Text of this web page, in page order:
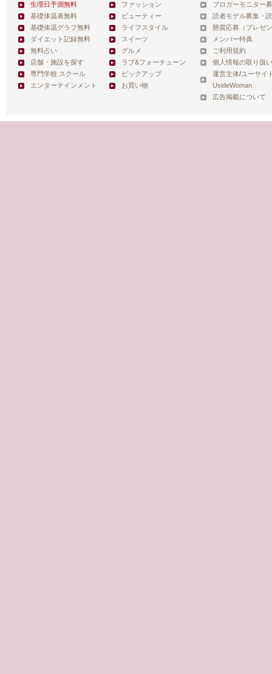
生理日予測無料
基礎体温表無料
基礎体温グラフ無料
ダイエット記録無料
無料占い
店舗・施設を探す
専門学校 スクール
エンターテインメント
ファッション
ビューティー
ライフスタイル
スイーツ
グルメ
ラブ&フォーチューン
ピックアップ
お買い物
ブロガーモニター
読者モデル募集・
懸賞応募（プレゼ
メンバー特典
ご利用規約
個人情報の取り扱
運営主体/ユーサイ
UsideWoman
広告掲載について